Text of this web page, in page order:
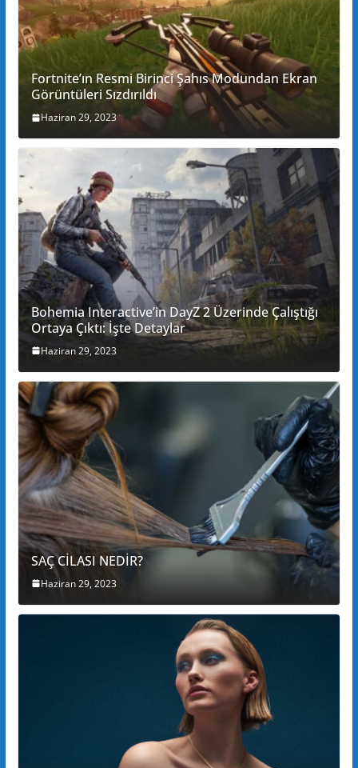
Fortnite’ın Resmi Birinci Şahıs Modundan Ekran
Görüntüleri Sızdırıldı
Haziran 29, 2023
Bohemia Interactive’in DayZ 2 Üzerinde Çalıştığı
Ortaya Çıktı: İşte Detaylar
Haziran 29, 2023
SAÇ CİLASI NEDİR?
Haziran 29, 2023